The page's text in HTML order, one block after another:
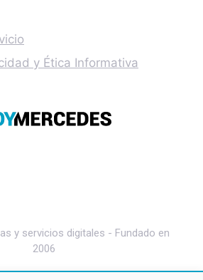
y Ética Informativa
y servicios digitales - Fundado en
2006